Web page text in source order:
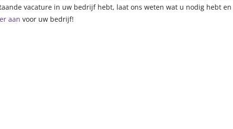
vacature in uw bedrijf hebt, laat ons weten wat u nodig hebt en
aan voor uw bedrijf!